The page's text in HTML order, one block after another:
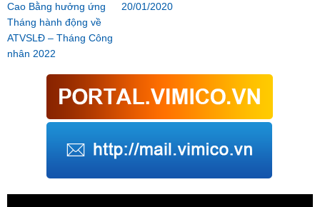
Cao Bằng hưởng ứng
Tháng hành động về
ATVSLĐ – Tháng Công
nhân 2022
20/01/2020